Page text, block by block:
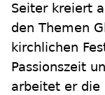
Seiter kreiert
den Themen
kirchlichen
Passionszeit
arbeitet er die